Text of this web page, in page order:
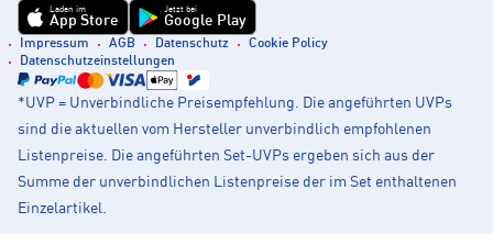
Laden im
App Store
Jetzt bei
Google Play
Impressum AGB Datenschutz
Cookie Policy
Datenschutzeinstellungen
*UVP = Unverbindliche Preisempfehlung. Die angeführten UVPs
sind die aktuellen vom Hersteller unverbindlich empfohlenen
Listenpreise. Die angeführten Set-UVPs ergeben sich aus der
Summe der unverbindlichen Listenpreise der im Set enthaltenen
Einzelartikel.